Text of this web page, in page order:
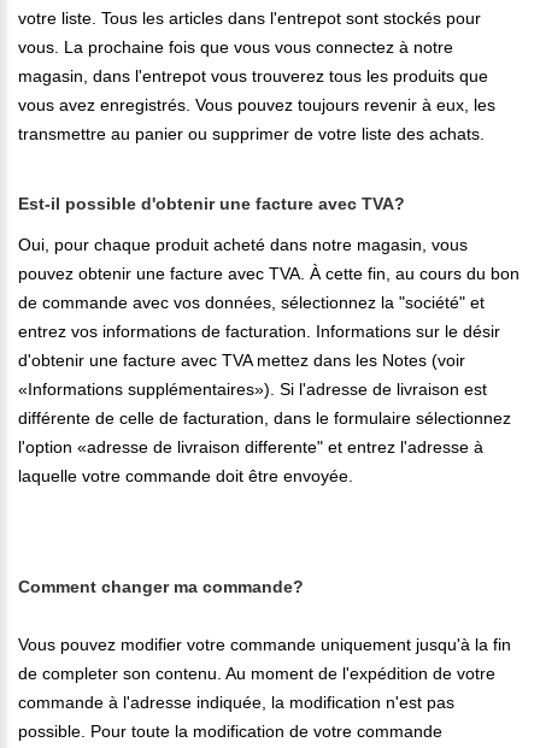
votre liste. Tous les articles dans l'entrepot sont stockés pour
vous. La prochaine fois que vous vous connectez à notre
magasin, dans l'entrepot vous trouverez tous les produits que
vous avez enregistrés. Vous pouvez toujours revenir à eux, les
transmettre au panier ou supprimer de votre liste des achats.
Est-il possible d'obtenir une facture avec TVA?
Oui, pour chaque produit acheté dans notre magasin, vous
pouvez obtenir une facture avec TVA. À cette fin, au cours du bon
de commande avec vos données, sélectionnez la "société" et
entrez vos informations de facturation. Informations sur le désir
d'obtenir une facture avec TVA mettez dans les Notes (voir
«Informations supplémentaires»). Si l'adresse de livraison est
différente de celle de facturation, dans le formulaire sélectionnez
l'option «adresse de livraison differente" et entrez l'adresse à
laquelle votre commande doit être envoyée.
Comment changer ma commande?
Vous pouvez modifier votre commande uniquement jusqu'à la fin
de completer son contenu. Au moment de l'expédition de votre
commande à l'adresse indiquée, la modification n'est pas
possible. Pour toute la modification de votre commande